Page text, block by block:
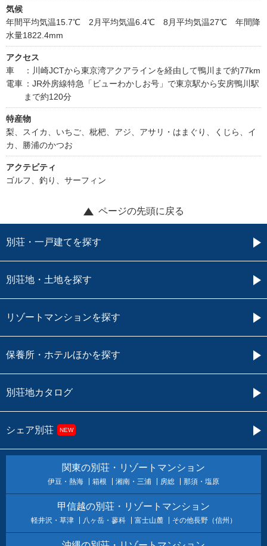
気候
年間平均気温15.7℃ 2月平均気温6.4℃ 8月平均気温27℃ 年間降
水量1822.4mm
アクセス
車
：川崎JCTから東京湾アクアラインを経由して鴨川まで約77km
電車 ：JR外房線特急「ビューわかしお号」で東京駅から安房鴨川駅
まで約120分
特産物
梨、スイカ、いちご、枇杷、アジ、アサリ・はまぐり、くじら、イ
カ、勝浦のかつお
アクテビティ
ゴルフ、釣り、サーフィン
ページの先頭に戻る
別荘・一戸建てを探す
別荘地・土地を探す
リゾートマンションを探す
保養所・ホテルほかを探す
別荘地カタログ
シェア別荘 NEW
関東の別荘・リゾートマンション
伊豆・熱海 箱根 湘南・三浦 房総 那須・塩原
甲信越の別荘・リゾートマンション
軽井沢・草津 八ヶ岳・蓼科 富士山麓 その他長野（信州）